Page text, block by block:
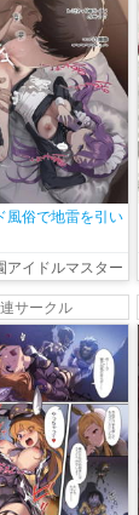
風俗で地雷を引い
アイドルマスター
サークル